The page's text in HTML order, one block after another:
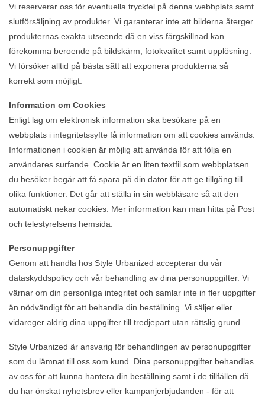
Vi reserverar oss för eventuella tryckfel på denna webbplats samt
slutförsäljning av produkter. Vi garanterar inte att bilderna återger
produkternas exakta utseende då en viss färgskillnad kan
förekomma beroende på bildskärm, fotokvalitet samt upplösning.
Vi försöker alltid på bästa sätt att exponera produkterna så
korrekt som möjligt.
Information om Cookies
Enligt lag om elektronisk information ska besökare på en
webbplats i integritetssyfte få information om att cookies används.
Informationen i cookien är möjlig att använda för att följa en
användares surfande. Cookie är en liten textfil som webbplatsen
du besöker begär att få spara på din dator för att ge tillgång till
olika funktioner. Det går att ställa in sin webbläsare så att den
automatiskt nekar cookies. Mer information kan man hitta på Post
och telestyrelsens hemsida.
Personuppgifter
Genom att handla hos Style Urbanized accepterar du vår
dataskyddspolicy och vår behandling av dina personuppgifter. Vi
värnar om din personliga integritet och samlar inte in fler uppgifter
än nödvändigt för att behandla din beställning. Vi säljer eller
vidareger aldrig dina uppgifter till tredjepart utan rättslig grund.
Style Urbanized är ansvarig för behandlingen av personuppgifter
som du lämnat till oss som kund. Dina personuppgifter behandlas
av oss för att kunna hantera din beställning samt i de tillfällen då
du har önskat nyhetsbrev eller kampanjerbjudanden - för att